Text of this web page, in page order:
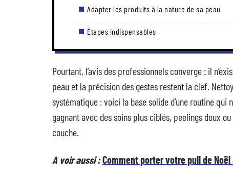
Adapter les produits à la nature de sa peau
Étapes indispensables
Pourtant, l’avis des professionnels converge : il
peau et la précision des gestes restent la clef.
systématique : voici la base solide d’une routine
gagnant avec des soins plus ciblés, peelings doux
couche.
A voir aussi :Comment porter votre pull de